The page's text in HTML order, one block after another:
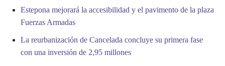
Estepona mejorará la accesibilidad y el pavimento de la plaza
Fuerzas Armadas
La reurbanización de Cancelada concluye su primera fase
con una inversión de 2,95 millones